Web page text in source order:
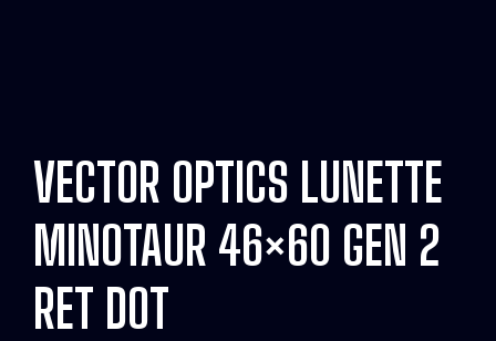
VECTOR OPTICS LUNETTE
MINOTAUR 46×60 GEN 2
RET DOT